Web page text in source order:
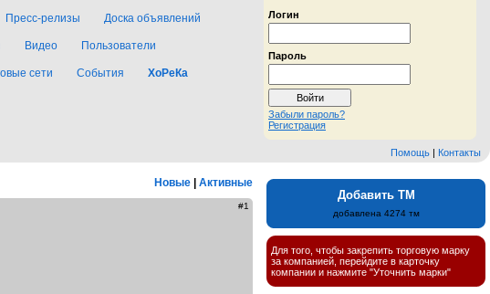
Логин
Пароль
Забыли пароль?
Регистрация
Пресс-релизы Доска объявлений
Видео Пользователи
сети События ХоРеКа
Помощь | Контакты
Новые Активные
#1
Добавить ТМ
добавлена 4274 тм
Для того, чтобы закрепить торговую марку
за компанией, перейдите в карточку
компании и нажмите "Уточнить марки"